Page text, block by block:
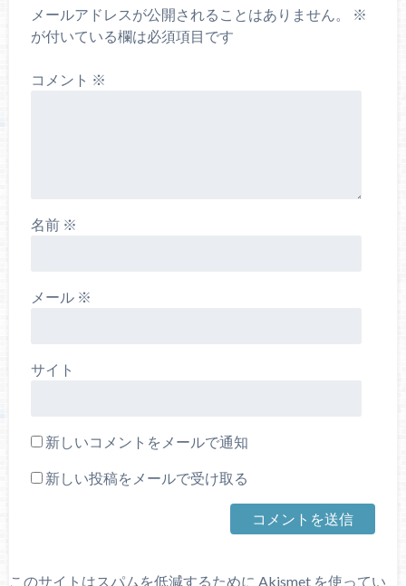
メールアドレスが公開されることはありません。
※
が付いている欄は必須項目です
コメント ※
名前 ※
メール ※
サイト
新しいコメントをメールで通知
新しい投稿をメールで受け取る
このサイトはスパムを低減するために Akismet を使ってい